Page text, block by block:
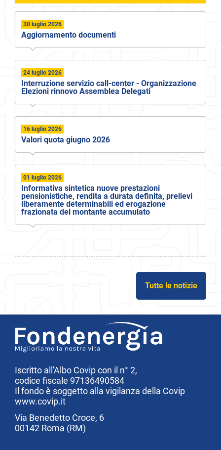
30 luglio 2026
Aggiornamento documenti
24 luglio 2026
Interruzione servizio call-center - Organizzazione
Elezioni rinnovo Assemblea Delegati
16 luglio 2026
Valori quota giugno 2026
01 luglio 2026
Informativa sintetica nuove prestazioni
pensionistiche, rendita a durata definita, prelievi
liberamente determinabili ed erogazione
frazionata del montante accumulato
Tutte le notizie
Iscritto all'Albo Covip con il n° 2,
codice fiscale 97136490584
Il fondo è soggetto alla vigilanza della Covip
www.covip.it
Via Benedetto Croce, 6
00142 Roma (RM)